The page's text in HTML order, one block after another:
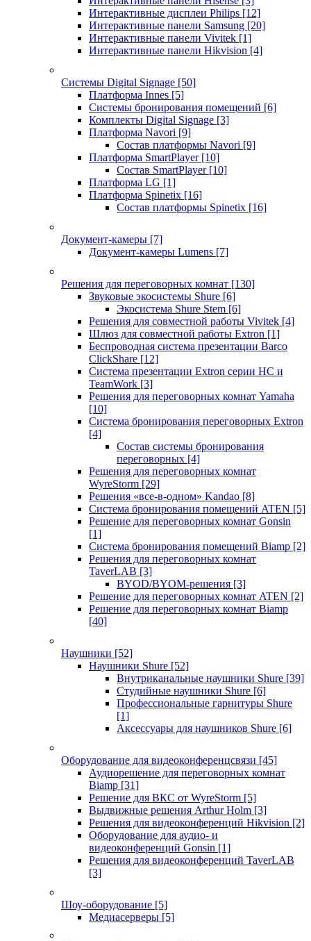
Интерактивные дисплеи Philips [12]
Интерактивные панели Samsung [20]
Интерактивные панели Vivitek [1]
Интерактивные панели Hikvision [4]
Системы Digital Signage [50]
Платформа Innes [5]
Системы бронирования помещений [6]
Комплекты Digital Signage [3]
Платформа Navori [9]
Состав платформы Navori [9]
Платформа SmartPlayer [10]
Состав SmartPlayer [10]
Платформа LG [1]
Платформа Spinetix [16]
Состав платформы Spinetix [16]
Документ-камеры [7]
Документ-камеры Lumens [7]
Решения для переговорных комнат [130]
Звуковые экосистемы Shure [6]
Экосистема Shure Stem [6]
Решения для совместной работы Vivitek [4]
Шлюз для совместной работы Extron [1]
Беспроводная система презентации Barco
ClickShare [12]
Система презентации Extron серии HC и
TeamWork [3]
Решения для переговорных комнат Yamaha
[10]
Система бронирования переговорных Extron
[4]
Состав системы бронирования
переговорных [4]
Решения для переговорных комнат
WyreStorm [29]
Решения «все-в-одном» Kandao [8]
Система бронирования помещений ATEN [5]
Решение для переговорных комнат Gonsin
[1]
Система бронирования помещений Biamp [2]
Решения для переговорных комнат
TaverLAB [3]
BYOD/BYOM-решения [3]
Решение для переговорных комнат ATEN [2]
Решение для переговорных комнат Biamp
[40]
Наушники [52]
Наушники Shure [52]
Внутриканальные наушники Shure [39]
Студийные наушники Shure [6]
Профессиональные гарнитуры Shure
[1]
Аксессуары для наушников Shure [6]
Оборудование для видеоконференцсвязи [45]
Аудиорешение для переговорных комнат
Biamp [31]
Решение для ВКС от WyreStorm [5]
Выдвижные решения Arthur Holm [3]
Решения для видеоконференций Hikvision [2]
Оборудование для аудио- и
видеоконференций Gonsin [1]
Решения для видеоконференций TaverLAB
[3]
Шоу-оборудование [5]
Медиасерверы [5]